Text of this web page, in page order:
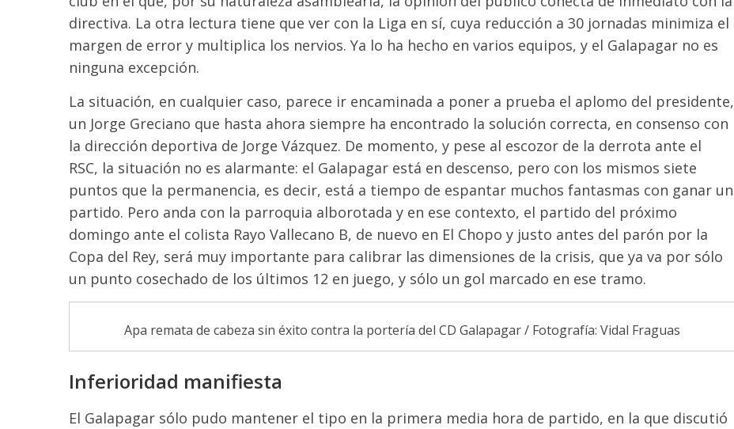
directiva. La otra lectura tiene que ver con la Liga en sí, cuya reducción a 30 jornadas minimiza el
margen de error y multiplica los nervios. Ya lo ha hecho en varios equipos, y el Galapagar no es
ninguna excepción.
La situación, en cualquier caso, parece ir encaminada a poner a prueba el aplomo del presidente,
un Jorge Greciano que hasta ahora siempre ha encontrado la solución correcta, en consenso con
la dirección deportiva de Jorge Vázquez. De momento, y pese al escozor de la derrota ante el
RSC, la situación no es alarmante: el Galapagar está en descenso, pero con los mismos siete
puntos que la permanencia, es decir, está a tiempo de espantar muchos fantasmas con ganar un
partido. Pero anda con la parroquia alborotada y en ese contexto, el partido del próximo
domingo ante el colista Rayo Vallecano B, de nuevo en El Chopo y justo antes del parón por la
Copa del Rey, será muy importante para calibrar las dimensiones de la crisis, que ya va por sólo
un punto cosechado de los últimos 12 en juego, y sólo un gol marcado en ese tramo.
Apa remata de cabeza sin éxito contra la portería del CD Galapagar / Fotografía: Vidal Fraguas
Inferioridad manifiesta
El Galapagar sólo pudo mantener el tipo en la primera media hora de partido, en la que discutió